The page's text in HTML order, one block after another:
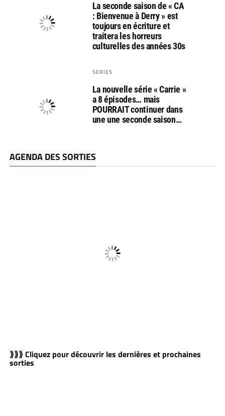
La seconde saison de « CA
: Bienvenue à Derry » est
toujours en écriture et
traitera les horreurs
culturelles des années 30s
SERIES
La nouvelle série « Carrie »
a 8 épisodes… mais
POURRAIT continuer dans
une une seconde saison…
AGENDA DES SORTIES
⟫⟫⟫ Cliquez pour découvrir les dernières et prochaines
sorties